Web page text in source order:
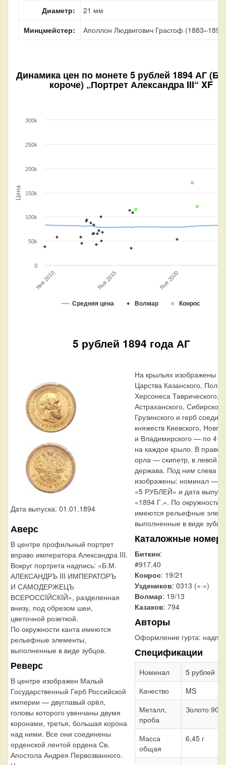
Диаметр:
21 мм
Минцмейстер:
Аполлон Людвигович Грасгоф (1883–1899)
Динамика цен по монете5 рублей 1894 АГ
короче) „Портрет Александра III“ XF
Цена
Средняя цена Волмар Конрос
Янв 2010 Янв 2015 Янв 2020
0
50k
100k
150k
200k
250k
300k
5 рублей 1894 года АГ
Дата выпуска: 01.01.1894
Аверс
В центре профильный портрет
вправо императора Александра III.
Вокруг портрета надпись: «Б.М.
АЛЕКСАНДРЪ III ИМПЕРАТОРЪ
И САМОДЕРЖЕЦЪ
ВСЕРОССIЙСКIЙ», разделенная
внизу, под обрезом шеи,
цветочной розеткой.
По окружности канта имеются
рельефные элементы,
выполненные в виде зубцов.
Реверс
В центре изображен Малый
Государственный Герб Российской
империи — двуглавый орёл,
головы которого увенчаны двумя
коронами, третья, большая корона
над ними. Все они соединены
орденской лентой ордена Св.
Апостола Андрея Первозванного.
На крыльях изображены
Царства Казанского,
Херсонеса Таврического,
Астраханского,
Грузинского и герб
княжеств Киевского,
и Владимирского — по 4
на каждое крыло. В
орла — скипетр, в левой —
держава. Под ним слева
изображены: номинал —
«5 РУБЛЕЙ» и дата
«1894 Г.». По окружности
имеются рельефные
выполненные в виде
Каталожные номера
Биткин:
#917.40
Конрос: 19/21
Уздеников: 0313 («·»)
Волмар: 19/13
Казаков: 794
Авторы
Оформление гурта:
Спецификации
Номинал
5 рублей
Качество
MS
Металл,
проба
Золото 900
Масса
общая
6,45 г